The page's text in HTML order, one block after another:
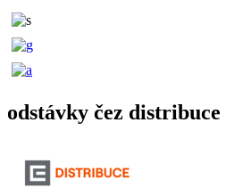
odstávky čez distribuce